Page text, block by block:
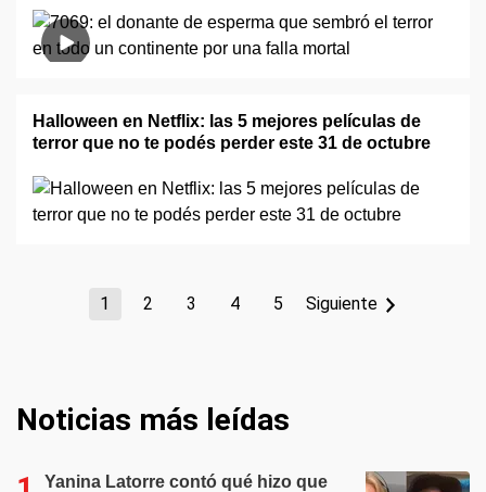
Halloween en Netflix: las 5 mejores películas de
terror que no te podés perder este 31 de octubre
1 2 3 4 5 Siguiente
Noticias más leídas
Yanina Latorre contó qué hizo que